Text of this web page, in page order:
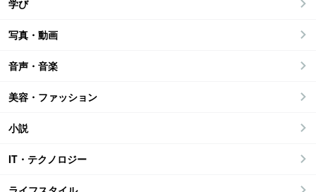
学び
写真・動画
音声・音楽
美容・ファッション
小説
IT・テクノロジー